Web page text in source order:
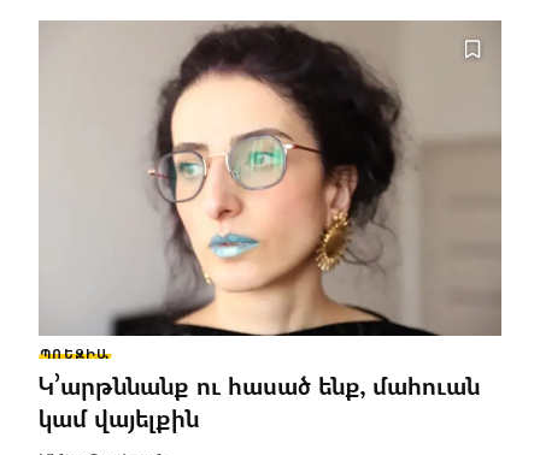
ՊՈԵԶԻԱ
Կ՚արթննանք ու հասած ենք, մահուան
կամ վայելքին